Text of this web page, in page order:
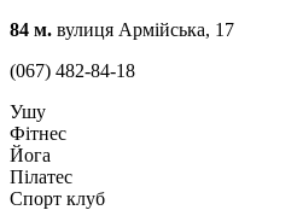
84 м. вулиця Армійська, 17
(067) 482-84-18
Ушу
Фітнес
Йога
Пілатес
Спорт клуб